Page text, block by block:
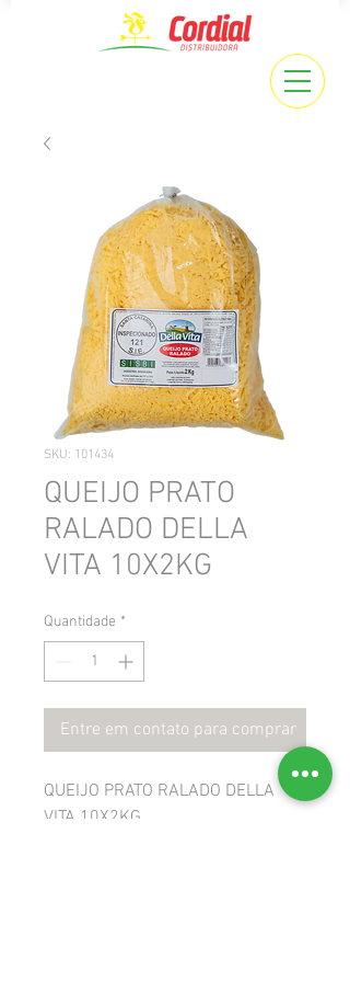
SKU: 101434
QUEIJO PRATO
RALADO DELLA
VITA 10X2KG
Quantidade *
Entre em contato para comprar
QUEIJO PRATO RALADO DELLA
VITA 10X2KG